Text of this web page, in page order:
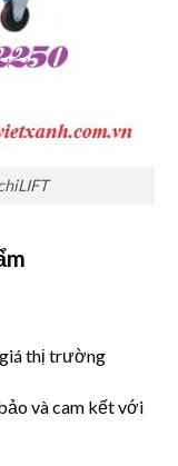
thị trường
và cam kết với